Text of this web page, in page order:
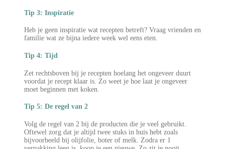
Tip 3: Inspiratie
Heb je geen inspiratie wat recepten betreft? Vraag vrienden en
familie wat ze bijna iedere week wel eens eten.
Tip 4: Tijd
Zet rechtsboven bij je recepten hoelang het ongeveer duurt
voordat je recept klaar is. Zo weet je hoe laat je ongeveer
moet beginnen met koken.
Tip 5: De regel van 2
Volg de regel van 2 bij de producten die je veel gebruikt.
Oftewel zorg dat je altijd twee stuks in huis hebt zoals
bijvoorbeeld bij olijfolie, boter of melk. Zodra er 1